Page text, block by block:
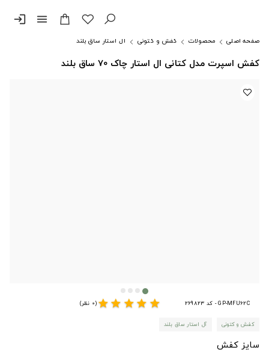
menu
login
صفحه اصلی محصولات کفش و کتونی آل استار ساق بلند
کفش اسپرت مدل کتانی ال استار چاک 70 ساق بلند
GP-MFU62C - کد 269823 star
star
star
star
star(0 نظر)
کفش و کتونی آل استار ساق بلند
سایز کفش